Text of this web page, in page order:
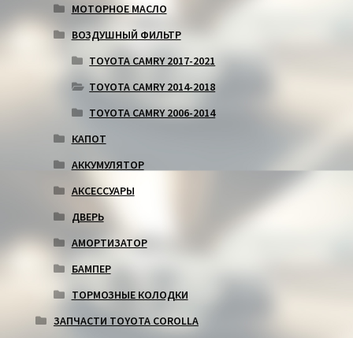
МОТОРНОЕ МАСЛО
ВОЗДУШНЫЙ ФИЛЬТР
TOYOTA CAMRY 2017-2021
TOYOTA CAMRY 2014-2018
TOYOTA CAMRY 2006-2014
КАПОТ
АККУМУЛЯТОР
АКСЕССУАРЫ
ДВЕРЬ
АМОРТИЗАТОР
БАМПЕР
ТОРМОЗНЫЕ КОЛОДКИ
ЗАПЧАСТИ TOYOTA COROLLA